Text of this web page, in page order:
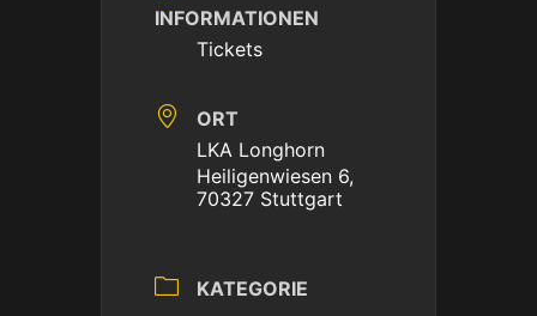
INFORMATIONEN
Tickets
ORT
LKA Longhorn
Heiligenwiesen 6,
70327 Stuttgart
KATEGORIE